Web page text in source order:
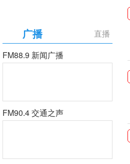
直播
广播
FM88.9 新闻广播
FM90.4 交通之声